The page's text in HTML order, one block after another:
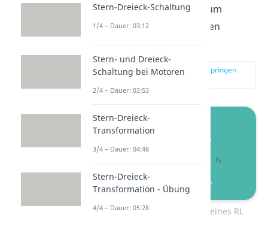
KondensatoreineSpule
zum
Einsatz, die folgendermaßen
zur Stelle im Video springen
Schematische Darstellung eines RL
Stern-Dreieck-Schaltung
1/4 – Dauer: 03:12
Stern- und Dreieck-
Schaltung bei Motoren
2/4 – Dauer: 03:53
Stern-Dreieck-
Transformation
3/4 – Dauer: 04:48
Stern-Dreieck-
Transformation - Übung
4/4 – Dauer: 05:28